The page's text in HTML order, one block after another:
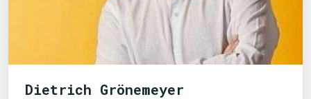
Dietrich Grönemeyer